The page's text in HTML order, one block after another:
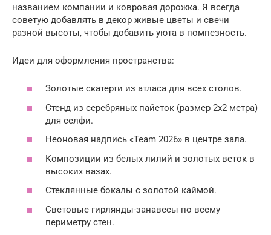
названием компании и ковровая дорожка. Я всегда
советую добавлять в декор живые цветы и свечи
разной высоты, чтобы добавить уюта в помпезность.
Идеи для оформления пространства:
Золотые скатерти из атласа для всех столов.
Стенд из серебряных пайеток (размер 2х2 метра)
для селфи.
Неоновая надпись «Team 2026» в центре зала.
Композиции из белых лилий и золотых веток в
высоких вазах.
Стеклянные бокалы с золотой каймой.
Световые гирлянды-занавесы по всему
периметру стен.